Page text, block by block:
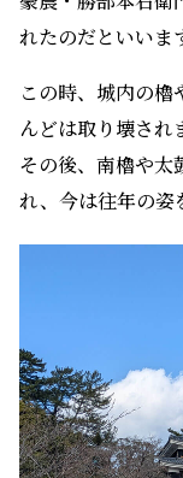
れたのだといいま
この時、城内の櫓
んどは取り壊され
その後、南櫓や太
れ、今は往年の姿